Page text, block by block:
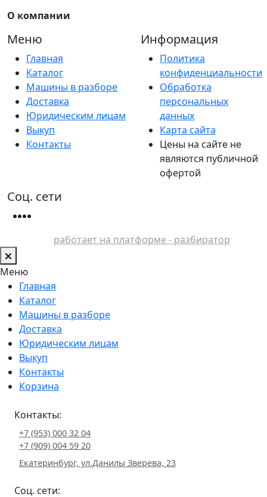
О компании
Меню
Главная
Каталог
Машины в разборе
Доставка
Юридическим лицам
Выкуп
Контакты
Информация
Политика
конфиденциальности
Обработка
персональных
данных
Карта сайта
Цены на сайте не
являются публичной
офертой
Соц. сети
работает на платформе - разбиратор
Меню
Главная
Каталог
Машины в разборе
Доставка
Юридическим лицам
Выкуп
Контакты
Корзина
Контакты:
+7 (953) 000 32 04
+7 (909) 004 59 20
Екатеринбург, ул.Данилы Зверева, 23
Соц. сети: